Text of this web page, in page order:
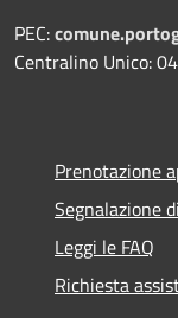
PEC:
Centralino Unico:
Prenotazione
Segnalazione
Leggi le FAQ
Richiesta